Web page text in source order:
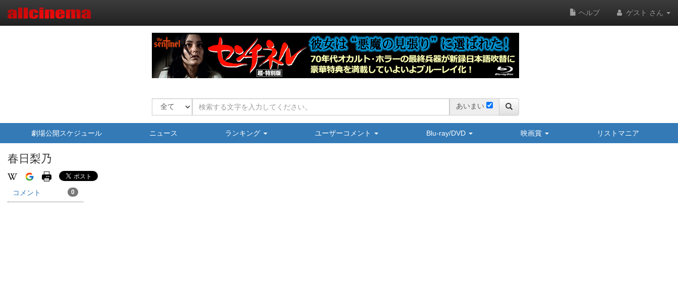
ヘルプ ゲスト さん
あいまい
劇場公開スケジュール ニュース ランキング ユーザーコメント Blu-ray/DVD 映画賞 リストマニア
春日梨乃
コメント 0